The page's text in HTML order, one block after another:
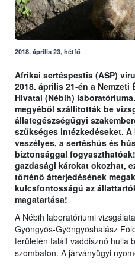
2018. április 23, hétfő
Afrikai sertéspestis (ASP)
2018. április 21-én a
Hivatal (Nébih)
megyéből szállították be
állategészségügyi
szükséges intézkedéseket.
veszélyes, a sertéshús és
biztonsággal
gazdasági károkat okozhat,
történő átterjedésének
kulcsfontosságú az
magatartása!
A Nébih laboratóriumi
Gyöngyös-Gyöngyöshalász
területén talált vaddisznó hulla
szombaton. A járványügyi